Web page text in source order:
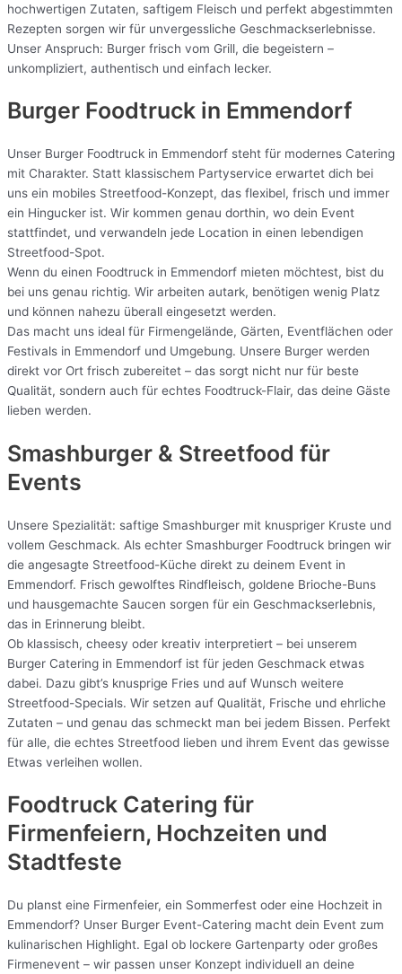
hochwertigen Zutaten, saftigem Fleisch und perfekt abgestimmten
Rezepten sorgen wir für unvergessliche Geschmackserlebnisse.
Unser Anspruch: Burger frisch vom Grill, die begeistern –
unkompliziert, authentisch und einfach lecker.
Burger Foodtruck in Emmendorf
Unser Burger Foodtruck in Emmendorf steht für modernes Catering
mit Charakter. Statt klassischem Partyservice erwartet dich bei
uns ein mobiles Streetfood-Konzept, das flexibel, frisch und immer
ein Hingucker ist. Wir kommen genau dorthin, wo dein Event
stattfindet, und verwandeln jede Location in einen lebendigen
Streetfood-Spot.
Wenn du einen Foodtruck in Emmendorf mieten möchtest, bist du
bei uns genau richtig. Wir arbeiten autark, benötigen wenig Platz
und können nahezu überall eingesetzt werden.
Das macht uns ideal für Firmengelände, Gärten, Eventflächen oder
Festivals in Emmendorf und Umgebung. Unsere Burger werden
direkt vor Ort frisch zubereitet – das sorgt nicht nur für beste
Qualität, sondern auch für echtes Foodtruck-Flair, das deine Gäste
lieben werden.
Smashburger & Streetfood für
Events
Unsere Spezialität: saftige Smashburger mit knuspriger Kruste und
vollem Geschmack. Als echter Smashburger Foodtruck bringen wir
die angesagte Streetfood-Küche direkt zu deinem Event in
Emmendorf. Frisch gewolftes Rindfleisch, goldene Brioche-Buns
und hausgemachte Saucen sorgen für ein Geschmackserlebnis,
das in Erinnerung bleibt.
Ob klassisch, cheesy oder kreativ interpretiert – bei unserem
Burger Catering in Emmendorf ist für jeden Geschmack etwas
dabei. Dazu gibt’s knusprige Fries und auf Wunsch weitere
Streetfood-Specials. Wir setzen auf Qualität, Frische und ehrliche
Zutaten – und genau das schmeckt man bei jedem Bissen. Perfekt
für alle, die echtes Streetfood lieben und ihrem Event das gewisse
Etwas verleihen wollen.
Foodtruck Catering für
Firmenfeiern, Hochzeiten und
Stadtfeste
Du planst eine Firmenfeier, ein Sommerfest oder eine Hochzeit in
Emmendorf? Unser Burger Event-Catering macht dein Event zum
kulinarischen Highlight. Egal ob lockere Gartenparty oder großes
Firmenevent – wir passen unser Konzept individuell an deine